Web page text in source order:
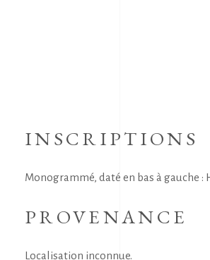
INSCRIPTIONS
Monogrammé, daté en bas à gauche :
PROVENANCE
Localisation inconnue.